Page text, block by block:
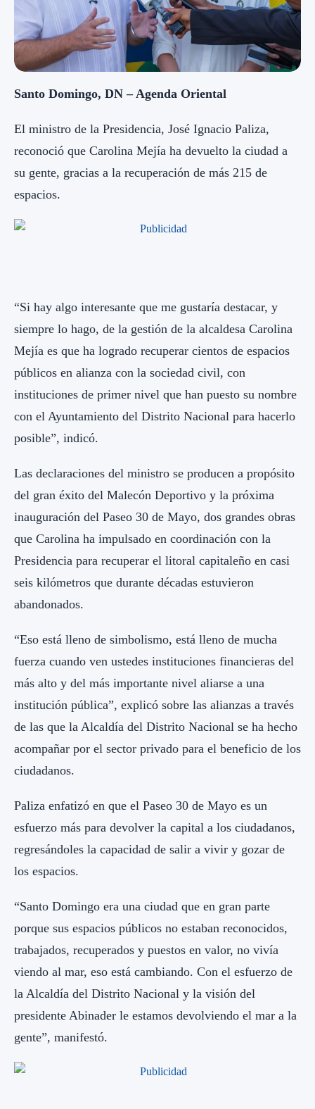
Santo Domingo, DN – Agenda Oriental
El ministro de la Presidencia, José Ignacio Paliza,
reconoció que Carolina Mejía ha devuelto la ciudad a
su gente, gracias a la recuperación de más 215 de
espacios.
“Si hay algo interesante que me gustaría destacar, y
siempre lo hago, de la gestión de la alcaldesa Carolina
Mejía es que ha logrado recuperar cientos de espacios
públicos en alianza con la sociedad civil, con
instituciones de primer nivel que han puesto su nombre
con el Ayuntamiento del Distrito Nacional para hacerlo
posible”, indicó.
Las declaraciones del ministro se producen a propósito
del gran éxito del Malecón Deportivo y la próxima
inauguración del Paseo 30 de Mayo, dos grandes obras
que Carolina ha impulsado en coordinación con la
Presidencia para recuperar el litoral capitaleño en casi
seis kilómetros que durante décadas estuvieron
abandonados.
“Eso está lleno de simbolismo, está lleno de mucha
fuerza cuando ven ustedes instituciones financieras del
más alto y del más importante nivel aliarse a una
institución pública”, explicó sobre las alianzas a través
de las que la Alcaldía del Distrito Nacional se ha hecho
acompañar por el sector privado para el beneficio de los
ciudadanos.
Paliza enfatizó en que el Paseo 30 de Mayo es un
esfuerzo más para devolver la capital a los ciudadanos,
regresándoles la capacidad de salir a vivir y gozar de
los espacios.
“Santo Domingo era una ciudad que en gran parte
porque sus espacios públicos no estaban reconocidos,
trabajados, recuperados y puestos en valor, no vivía
viendo al mar, eso está cambiando. Con el esfuerzo de
la Alcaldía del Distrito Nacional y la visión del
presidente Abinader le estamos devolviendo el mar a la
gente”, manifestó.